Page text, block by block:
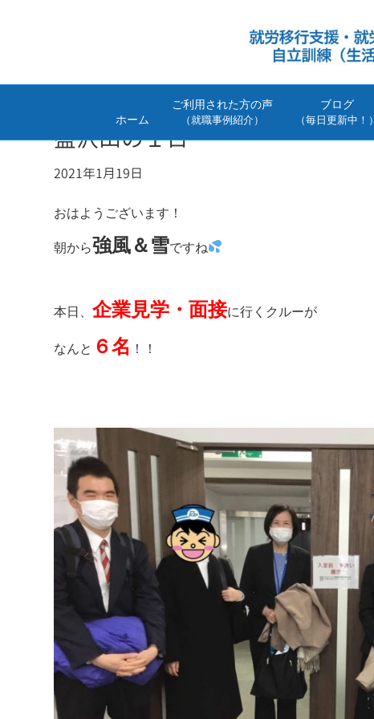
ホーム
ご利用された方の声
（就職事例紹介）
ブログ
（毎日更新中！）
盛沢山の１日
2021年1月19日
おはようございます！
朝から強風＆雪ですね
本日、企業見学・面接に行くクルーが
なんと ６名 ！！